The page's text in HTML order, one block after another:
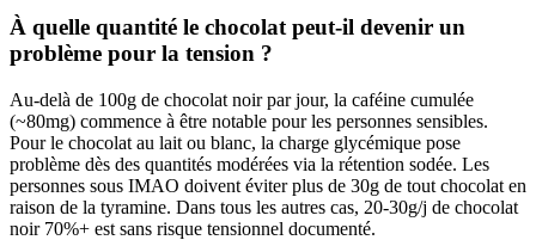
À quelle quantité le chocolat peut-il devenir un
problème pour la tension ?
Au-delà de 100g de chocolat noir par jour, la caféine cumulée
(~80mg) commence à être notable pour les personnes sensibles.
Pour le chocolat au lait ou blanc, la charge glycémique pose
problème dès des quantités modérées via la rétention sodée. Les
personnes sous IMAO doivent éviter plus de 30g de tout chocolat en
raison de la tyramine. Dans tous les autres cas, 20-30g/j de chocolat
noir 70%+ est sans risque tensionnel documenté.